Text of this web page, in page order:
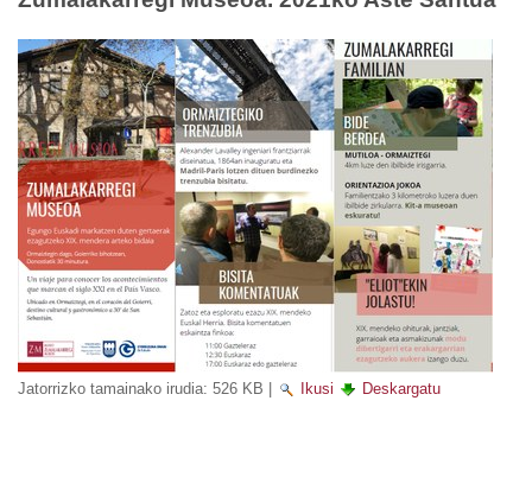
Jatorrizko tamainako irudia: 526 KB | Ikusi Deskargatu